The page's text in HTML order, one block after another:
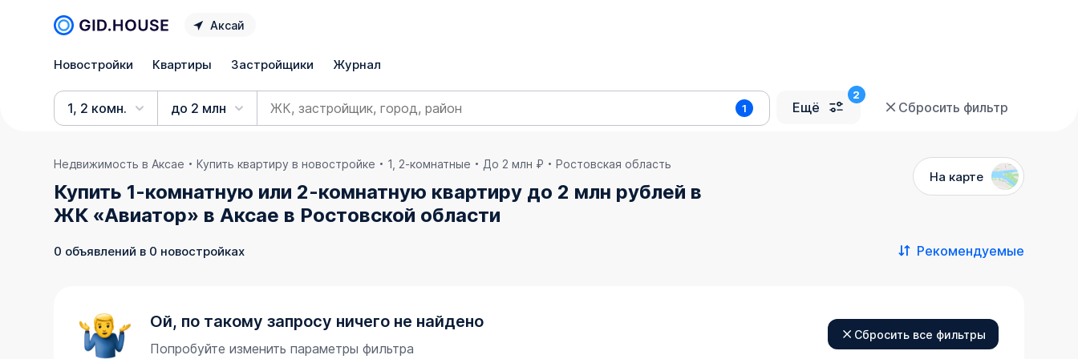
Аксай
Новостройки Квартиры Застройщики Журнал
1, 2 комн. до 2 млн 1 Ещё Сбросить фильтр
Недвижимость в Аксае Купить квартиру в новостройке 1, 2-комнатные До 2 млн ₽ Ростовская область
Купить 1-комнатную или 2-комнатную квартиру до 2 млн рублей в
ЖК «Авиатор» в Аксае в Ростовской области
На карте
0 объявлений в 0 новостройках Рекомендуемые
Ой, по такому запросу ничего не найдено
Попробуйте изменить параметры фильтра
Сбросить все фильтры